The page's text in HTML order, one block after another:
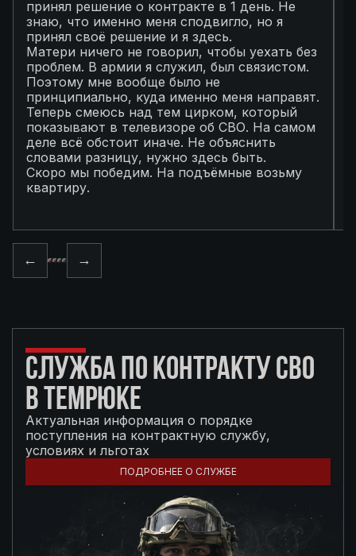
принял решение о контракте в 1 день. Не
знаю, что именно меня сподвигло, но я
принял своё решение и я здесь.
Матери ничего не говорил, чтобы уехать без
проблем. В армии я служил, был связистом.
Поэтому мне вообще было не
принципиально, куда именно меня направят.
Теперь смеюсь над тем цирком, который
показывают в телевизоре об СВО. На самом
деле всё обстоит иначе. Не объяснить
словами разницу, нужно здесь быть.
Скоро мы победим. На подъёмные возьму
квартиру.
← →
СЛУЖБА ПО КОНТРАКТУ СВО
В ТЕМРЮКЕ
Актуальная информация о порядке
поступления на контрактную службу,
условиях и льготах
ПОДРОБНЕЕ О СЛУЖБЕ